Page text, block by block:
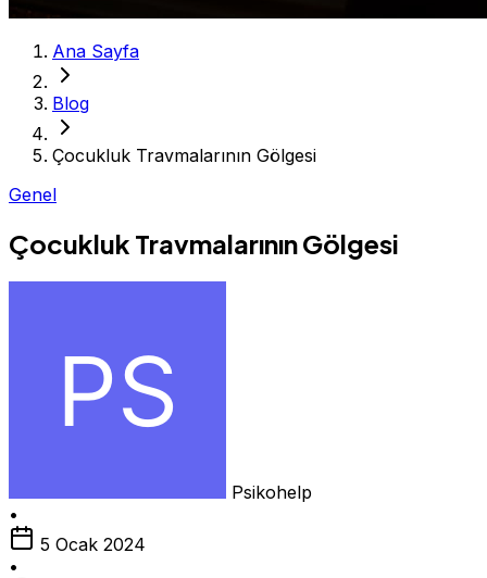
Ana Sayfa
Blog
Çocukluk Travmalarının Gölgesi
Genel
Çocukluk Travmalarının Gölgesi
Psikohelp
•
5 Ocak 2024
•